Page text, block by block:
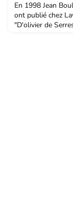
En 1998 Jean
ont publié chez
"D'olivier de
Jean-Paul